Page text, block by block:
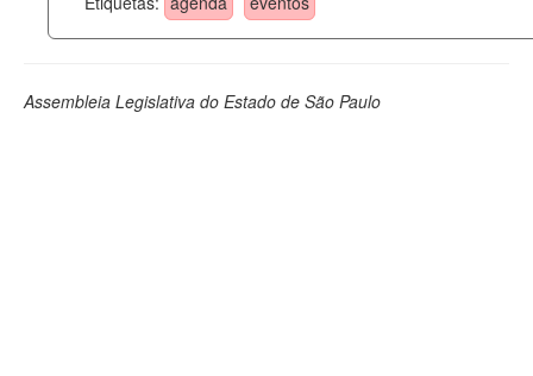
Assembleia Legislativa do Estado de São Paulo